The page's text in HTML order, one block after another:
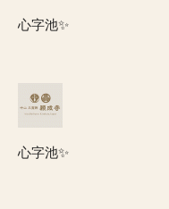
心字池✨
心字池✨